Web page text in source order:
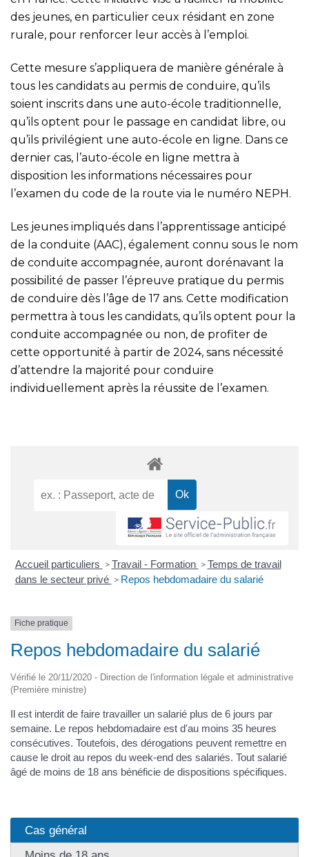
des jeunes, en particulier ceux résidant en zone
rurale, pour renforcer leur accès à l’emploi.
Cette mesure s’appliquera de manière générale à
tous les candidats au permis de conduire, qu’ils
soient inscrits dans une auto-école traditionnelle,
qu’ils optent pour le passage en candidat libre, ou
qu’ils privilégient une auto-école en ligne. Dans ce
dernier cas, l’auto-école en ligne mettra à
disposition les informations nécessaires pour
l’examen du code de la route via le numéro NEPH.
Les jeunes impliqués dans l’apprentissage anticipé
de la conduite (AAC), également connu sous le nom
de conduite accompagnée, auront dorénavant la
possibilité de passer l’épreuve pratique du permis
de conduire dès l’âge de 17 ans. Cette modification
permettra à tous les candidats, qu’ils optent pour la
conduite accompagnée ou non, de profiter de
cette opportunité à partir de 2024, sans nécessité
d’attendre la majorité pour conduire
individuellement après la réussite de l’examen.
Accueil particuliers > Travail - Formation > Temps de travail
dans le secteur privé > Repos hebdomadaire du salarié
Fiche pratique
Repos hebdomadaire du salarié
Vérifié le 20/11/2020 - Direction de l'information légale et administrative
(Première ministre)
Il est interdit de faire travailler un salarié plus de 6 jours par
semaine. Le repos hebdomadaire est d'au moins 35 heures
consécutives. Toutefois, des dérogations peuvent remettre en
cause le droit au repos du week-end des salariés. Tout salarié
âgé de moins de 18 ans bénéficie de dispositions spécifiques.
Cas général